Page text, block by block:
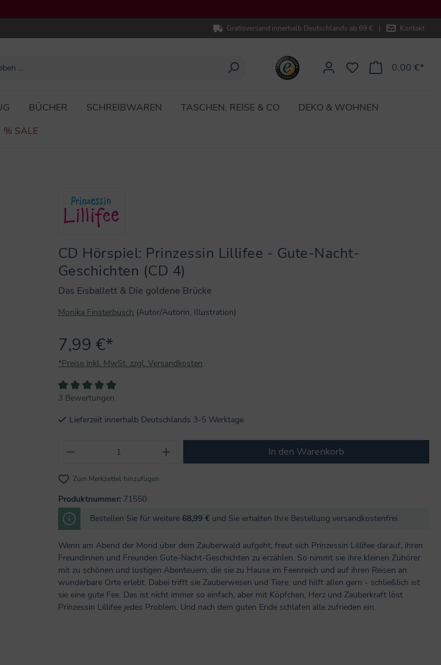
Gratisversand innerhalb Deutschlands ab 69 € | Kontakt
0,00 €*
BÜCHER SCHREIBWAREN TASCHEN, REISE & CO
DEKO & WOHNEN
% SALE
CD Hörspiel: Prinzessin Lillifee - Gute-Nacht-
Geschichten (CD 4)
Das Eisballett & Die goldene Brücke
Monika Finsterbusch (Autor/Autorin, Illustration)
7,99 €*
*Preise inkl. MwSt. zzgl. Versandkosten
Durchschnittliche Bewertung von 5 von 5 Sternen
3 Bewertungen
Lieferzeit innerhalb Deutschlands 3-5 Werktage
Produkt Anzahl: Gib den gewünschten Wert ein oder
In den Warenkorb
Zum Merkzettel hinzufügen
Produktnummer: 71550
Bestellen Sie für weitere 68,99 € und Sie erhalten Ihre Bestellung versandkostenfrei.
Wenn am Abend der Mond über dem Zauberwald aufgeht, freut sich Prinzessin Lillifee darauf, ihren
Freundinnen und Freunden Gute-Nacht-Geschichten zu erzählen. So nimmt sie ihre kleinen Zuhörer
mit zu schönen und lustigen Abenteuern, die sie zu Hause im Feenreich und auf ihren Reisen an
wunderbare Orte erlebt. Dabei trifft sie Zauberwesen und Tiere, und hilft allen gern - schließlich ist
sie eine gute Fee. Das ist nicht immer so einfach, aber mit Köpfchen, Herz und Zauberkraft löst
Prinzessin Lillifee jedes Problem. Und nach dem guten Ende schlafen alle zufrieden ein.